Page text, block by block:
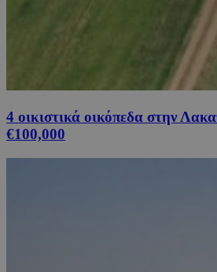
4 οικιστικά οικόπεδα στην
€100,000